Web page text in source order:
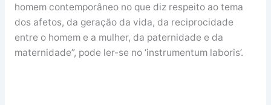
homem contemporâneo no que diz respeito ao tema
dos afetos, da geração da vida, da reciprocidade
entre o homem e a mulher, da paternidade e da
maternidade”, pode ler-se no ‘instrumentum laboris’.